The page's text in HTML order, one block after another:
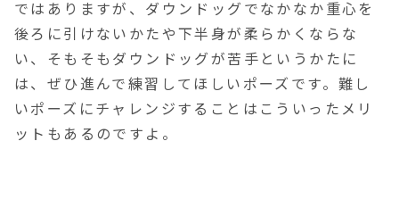
ではありますが、ダウンドッグでなかなか重心を
後ろに引けないかたや下半身が柔らかくならな
い、そもそもダウンドッグが苦手というかたに
は、ぜひ進んで練習してほしいポーズです。難し
いポーズにチャレンジすることはこういったメリ
ットもあるのですよ。